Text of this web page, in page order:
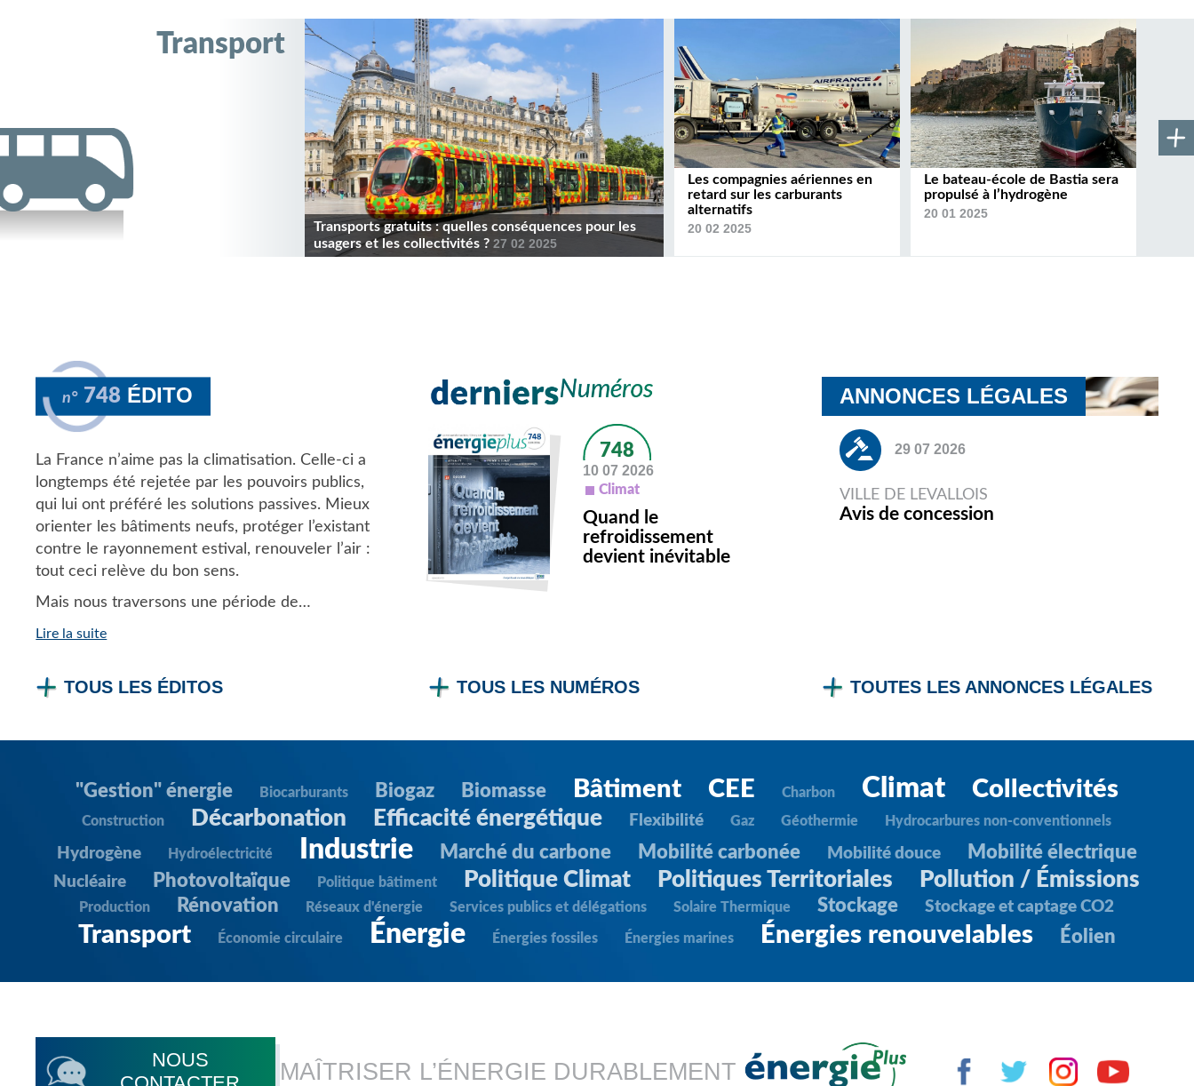
Transport
Transports gratuits : quelles conséquences pour les
usagers et les collectivités ? 27 02 2025
Les compagnies aériennes en
retard sur les carburants
alternatifs
20 02 2025
Le bateau-école de Bastia sera
propulsé à l’hydrogène
20 01 2025
n° 748 ÉDITO
La France n’aime pas la climatisation. Celle-ci a
longtemps été rejetée par les pouvoirs publics,
qui lui ont préféré les solutions passives. Mieux
orienter les bâtiments neufs, protéger l’existant
contre le rayonnement estival, renouveler l’air :
tout ceci relève du bon sens.
Mais nous traversons une période de…
Lire la suite
TOUS LES ÉDITOS
748
10 07 2026
Climat
Quand le
refroidissement
devient inévitable
TOUS LES NUMÉROS
ANNONCES LÉGALES
29 07 2026
VILLE DE LEVALLOIS
Avis de concession
TOUTES LES ANNONCES LÉGALES
"Gestion" énergie Biocarburants Biogaz Biomasse Bâtiment CEE Charbon Climat Collectivités
Construction Décarbonation Efficacité énergétique Flexibilité Gaz Géothermie Hydrocarbures non-conventionnels
Hydrogène Hydroélectricité Industrie Marché du carbone Mobilité carbonée Mobilité douce Mobilité électrique
Nucléaire Photovoltaïque Politique bâtiment Politique Climat Politiques Territoriales Pollution / Émissions
Production Rénovation Réseaux d'énergie Services publics et délégations Solaire Thermique Stockage Stockage et captage CO2
Transport Économie circulaire Énergie Énergies fossiles Énergies marines Énergies renouvelables Éolien
NOUS
MAÎTRISER L’ÉNERGIE DURABLEMENT